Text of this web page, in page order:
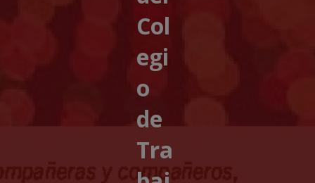
Col
egi
o
de
Tra